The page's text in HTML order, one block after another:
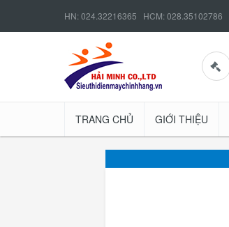
HN: 024.32216365 HCM: 028.35102786
TRANG CHỦ GIỚI THIỆU